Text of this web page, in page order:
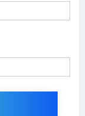
ソリューション